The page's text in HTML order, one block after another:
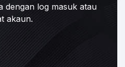
dengan log masuk atau
akaun.